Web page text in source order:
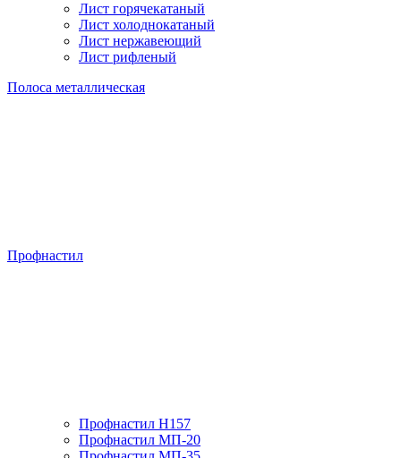
Лист горячекатаный
Лист холоднокатаный
Лист нержавеющий
Лист рифленый
Полоса металлическая
Профнастил
Профнастил H157
Профнастил МП-20